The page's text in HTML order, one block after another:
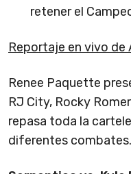
retener el
Reportaje en vivo de
Renee Paquette
RJ City, Rocky
repasa toda la
diferentes combates.